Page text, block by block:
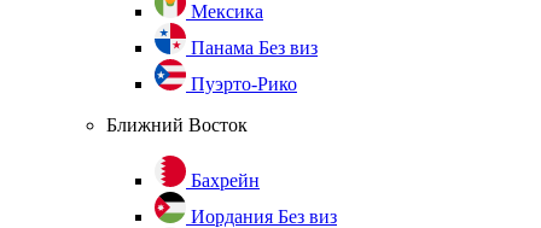
Мексика
Панама Без виз
Пуэрто-Рико
Ближний Восток
Бахрейн
Иордания Без виз